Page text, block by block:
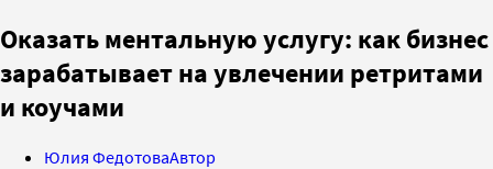
Оказать ментальную услугу: как бизнес
зарабатывает на увлечении ретритами
и коучами
Юлия ФедотоваАвтор